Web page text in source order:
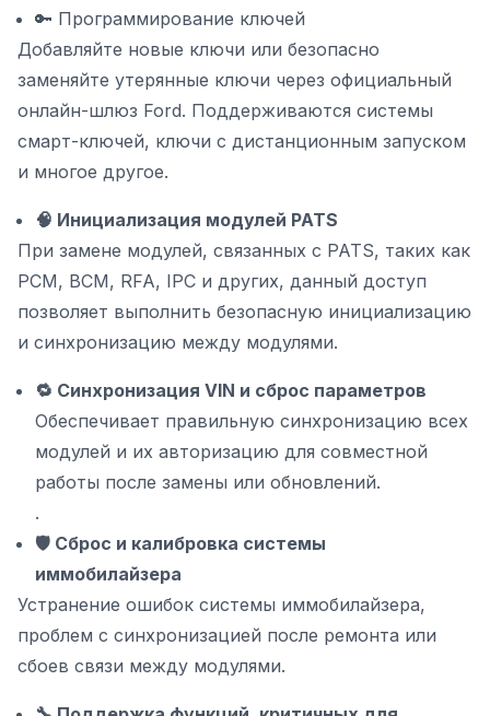
🔑 Программирование ключей
Добавляйте новые ключи или безопасно
заменяйте утерянные ключи через официальный
онлайн-шлюз Ford. Поддерживаются системы
смарт-ключей, ключи с дистанционным запуском
и многое другое.
🧠 Инициализация модулей PATS
При замене модулей, связанных с PATS, таких как
PCM, BCM, RFA, IPC и других, данный доступ
позволяет выполнить безопасную инициализацию
и синхронизацию между модулями.
🔁 Синхронизация VIN и сброс параметров
Обеспечивает правильную синхронизацию всех
модулей и их авторизацию для совместной
работы после замены или обновлений.
.
🛡 Сброс и калибровка системы
иммобилайзера
Устранение ошибок системы иммобилайзера,
проблем с синхронизацией после ремонта или
сбоев связи между модулями.